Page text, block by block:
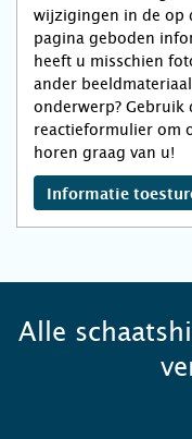
wijzigingen in de op
pagina geboden
heeft u misschien
ander
onderwerp? Gebruik
reactieformulier om
horen graag van u!
Informatie
Alle